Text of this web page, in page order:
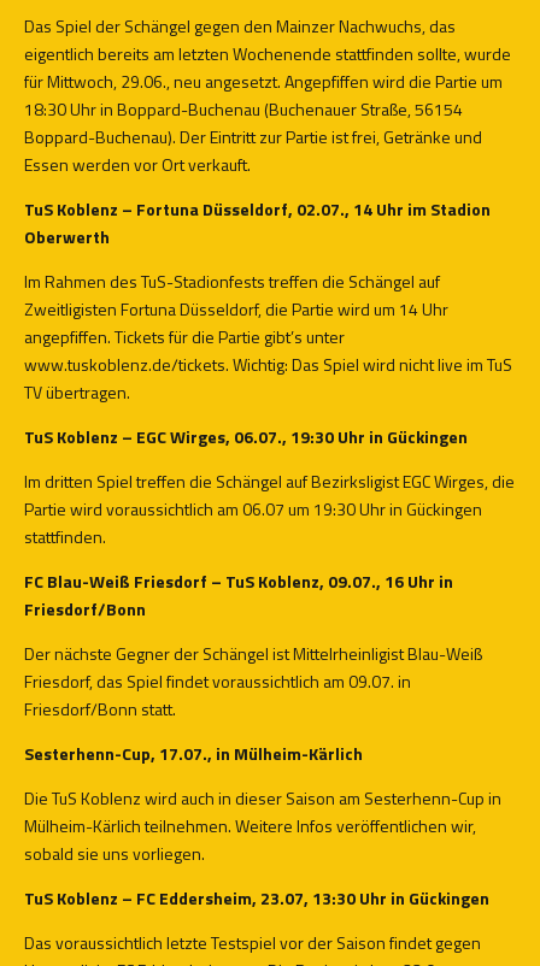
Das Spiel der Schängel gegen den Mainzer Nachwuchs, das
eigentlich bereits am letzten Wochenende stattfinden sollte, wurde
für Mittwoch, 29.06., neu angesetzt. Angepfiffen wird die Partie um
18:30 Uhr in Boppard-Buchenau (Buchenauer Straße, 56154
Boppard-Buchenau). Der Eintritt zur Partie ist frei, Getränke und
Essen werden vor Ort verkauft.
TuS Koblenz – Fortuna Düsseldorf, 02.07., 14 Uhr im Stadion
Oberwerth
Im Rahmen des TuS-Stadionfests treffen die Schängel auf
Zweitligisten Fortuna Düsseldorf, die Partie wird um 14 Uhr
angepfiffen. Tickets für die Partie gibt’s unter
www.tuskoblenz.de/tickets. Wichtig: Das Spiel wird nicht live im TuS
TV übertragen.
TuS Koblenz – EGC Wirges, 06.07., 19:30 Uhr in Gückingen
Im dritten Spiel treffen die Schängel auf Bezirksligist EGC Wirges, die
Partie wird voraussichtlich am 06.07 um 19:30 Uhr in Gückingen
stattfinden.
FC Blau-Weiß Friesdorf – TuS Koblenz, 09.07., 16 Uhr in
Friesdorf/Bonn
Der nächste Gegner der Schängel ist Mittelrheinligist Blau-Weiß
Friesdorf, das Spiel findet voraussichtlich am 09.07. in
Friesdorf/Bonn statt.
Sesterhenn-Cup, 17.07., in Mülheim-Kärlich
Die TuS Koblenz wird auch in dieser Saison am Sesterhenn-Cup in
Mülheim-Kärlich teilnehmen. Weitere Infos veröffentlichen wir,
sobald sie uns vorliegen.
TuS Koblenz – FC Eddersheim, 23.07, 13:30 Uhr in Gückingen
Das voraussichtlich letzte Testspiel vor der Saison findet gegen